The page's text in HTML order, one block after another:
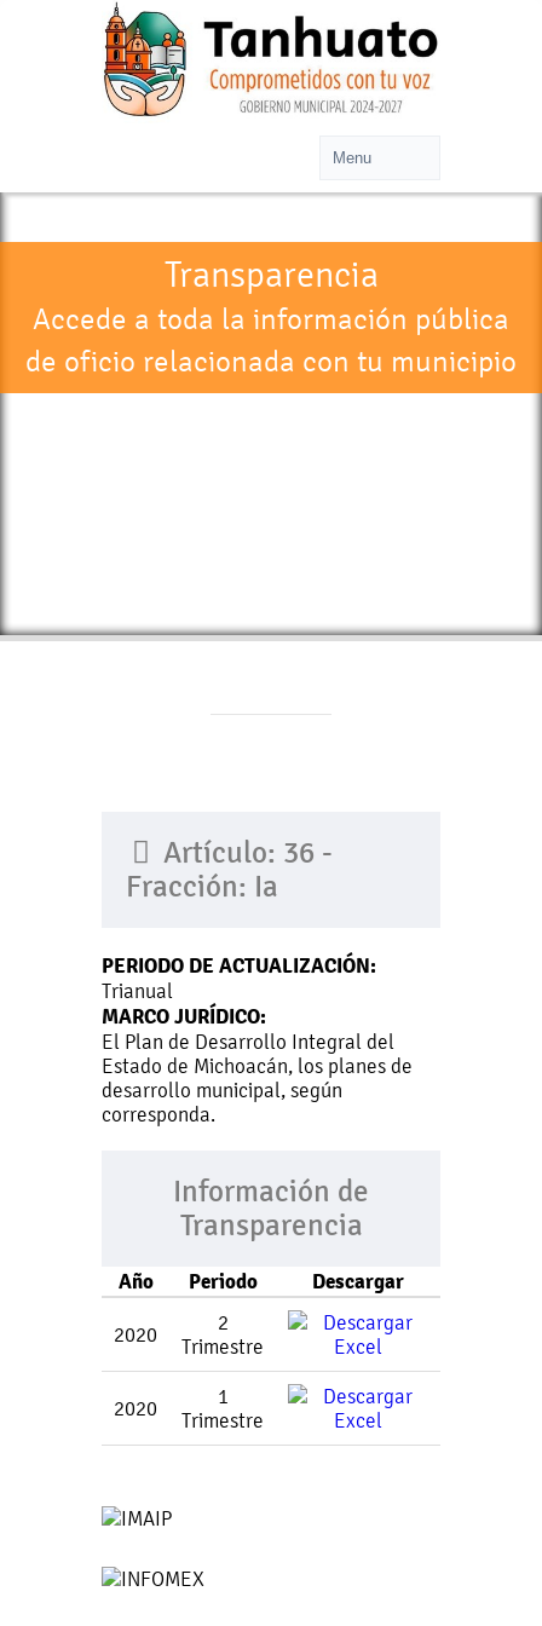
Transparencia
Accede a toda la información pública
de oficio relacionada con tu municipio
Artículo: 36 -
Fracción: Ia
PERIODO DE ACTUALIZACIÓN:
Trianual
MARCO JURÍDICO:
El Plan de Desarrollo Integral del
Estado de Michoacán, los planes de
desarrollo municipal, según
corresponda.
Información de
Transparencia
Año Periodo Descargar
2020
2
Trimestre
2020
1
Trimestre